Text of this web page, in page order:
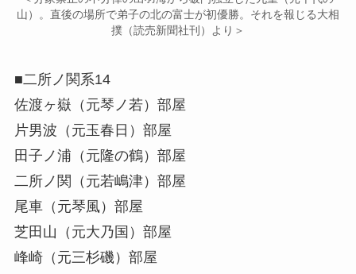
山）。直後の場所で弟子の北の富士が初優勝。それを報じる大相
撲（読売新聞社刊）より＞
■二所ノ関系14
佐渡ヶ嶽（元琴ノ若）部屋
片男波（元玉春日）部屋
田子ノ浦（元隆の鶴）部屋
二所ノ関（元若嶋津）部屋
尾車（元琴風）部屋
芝田山（元大乃国）部屋
峰崎（元三杉磯）部屋